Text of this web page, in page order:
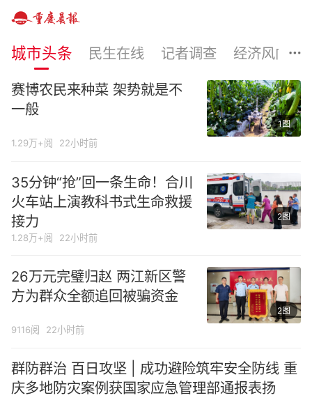
城市头条 民生在线 记者调查 经济风向
赛博农民来种菜 架势就是不
一般
1图
1.29万+阅 22小时前
35分钟“抢”回一条生命！合川
火车站上演教科书式生命救援
接力
2图
1.28万+阅 22小时前
26万元完璧归赵 两江新区警
方为群众全额追回被骗资金
2图
9116阅 22小时前
群防群治 百日攻坚 | 成功避险筑牢安全防线 重
庆多地防灾案例获国家应急管理部通报表扬